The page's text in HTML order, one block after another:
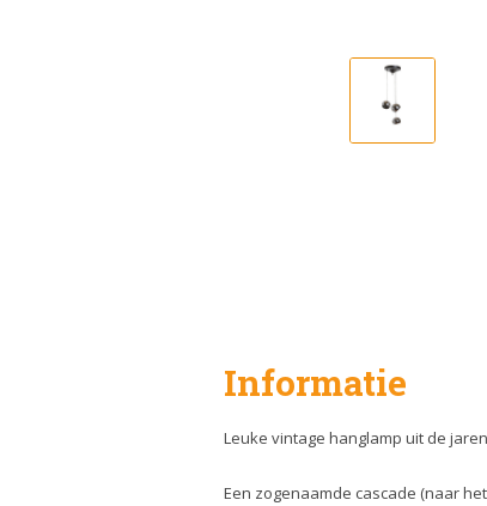
Informatie
Leuke vintage hanglamp uit de
Een zogenaamde cascade (naar